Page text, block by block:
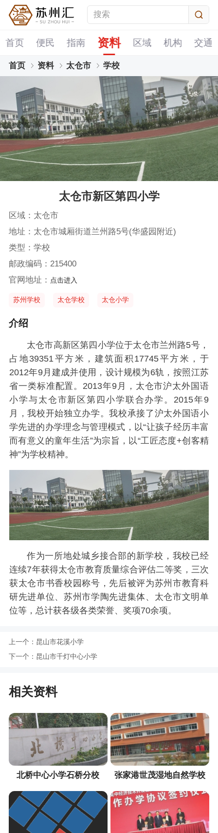
首页 便民 指南 资料 区域 机构 交通
首页 资料 太仓市 学校
太仓市新区第四小学
区域：太仓市
地址：太仓市城厢街道兰州路5号(华盛园附近)
类型：学校
邮政编码：215400
官网地址： 点击进入
苏州学校 太仓学校 太仓小学
介绍
太仓市高新区第四小学位于太仓市兰州路5号，
占地39351平方米，建筑面积17745平方米，于
2012年9月建成并使用，设计规模为6轨，按照江苏
省一类标准配置。2013年9月，太仓市沪太外国语
小学与太仓市新区第四小学联合办学。2015年9
月，我校开始独立办学。我校承接了沪太外国语小
学先进的办学理念与管理模式，以“让孩子经历丰富
而有意义的童年生活”为宗旨，以“工匠态度+创客精
神”为学校精神。
作为一所地处城乡接合部的新学校，我校已经
连续7年获得太仓市教育质量综合评估二等奖，三次
获太仓市书香校园称号，先后被评为苏州市教育科
研先进单位、苏州市学陶先进集体、太仓市文明单
位等，总计获各级各类荣誉、奖项70余项。
上一个： 昆山市花溪小学
下一个： 昆山市千灯中心小学
相关资料
北桥中心小学石桥分校 张家港世茂湿地自然学校